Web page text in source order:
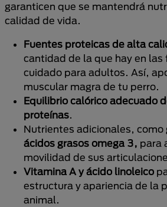
garanticen que se mantendrá
calidad de vida.
Fuentes proteicas de alta
cantidad de la que hay en las
cuidado para adultos. Así,
muscular magra de tu perro.
Equilibrio calórico adecuado
proteínas.
Nutrientes adicionales, como
ácidos grasos omega 3, para
movilidad de sus
Vitamina A y ácido linoleico
estructura y apariencia de la
animal.